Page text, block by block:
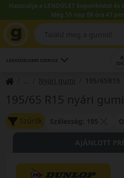
Használja a LENDÜLET kuponkódot
Még 55 nap 08 óra 47
LEGKÖZELEBBI SZERVIZ
Nyári gumi
195/65 R15 nyári gumi
Szűrők